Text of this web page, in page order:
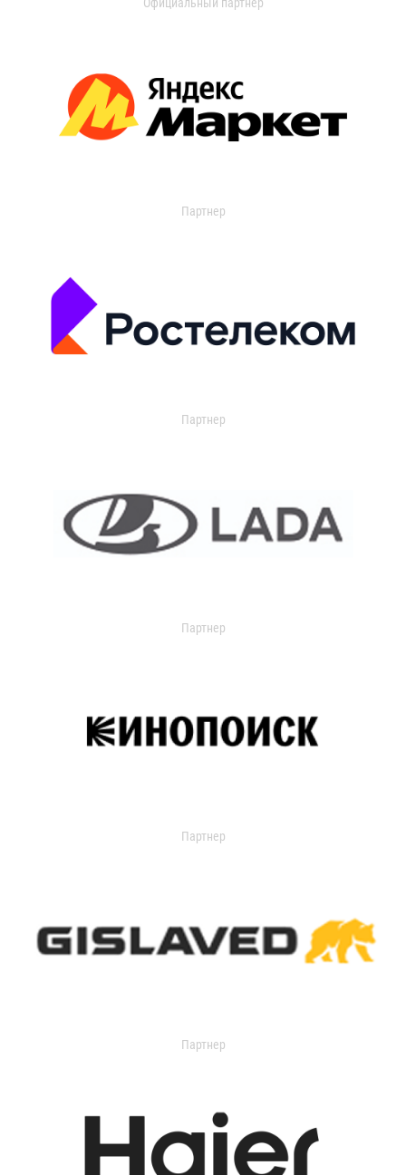
Партнер
Партнер
Партнер
Партнер
Партнер